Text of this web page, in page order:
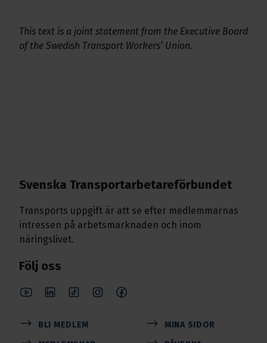
This text is a joint statement from the Executive Board
of the Swedish Transport Workers’ Union.
Svenska Transport­arbetare­förbundet
Transports uppgift är att se efter medlemmarnas
intressen på arbetsmarknaden och inom
näringslivet.
Följ oss
BLI MEDLEM
MINA SIDOR